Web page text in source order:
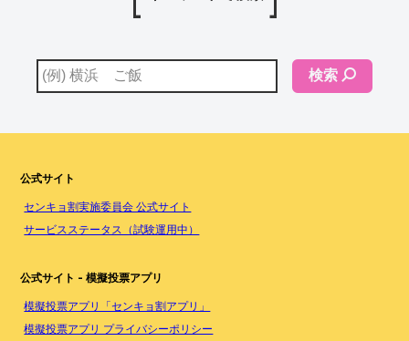
検索
公式サイト
センキョ割実施委員会 公式サイト
サービスステータス（試験運用中）
公式サイト - 模擬投票アプリ
模擬投票アプリ「センキョ割アプリ」
模擬投票アプリ プライバシーポリシー